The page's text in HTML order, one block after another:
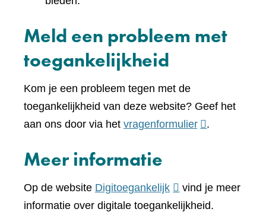
Meld een probleem met
toegankelijkheid
Kom je een probleem tegen met de
toegankelijkheid van deze website? Geef het
aan ons door via het vragenformulier(verwijst
website)
.
Meer informatie
Op de website Digitoegankelijk(verwijst
naar
vind je meer
informatie over digitale toegankelijkheid.